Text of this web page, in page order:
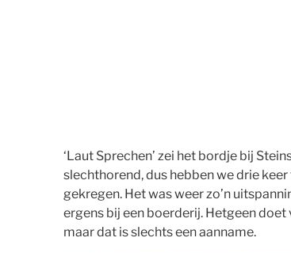
‘Laut Sprechen’ zei het bordje bij
slechthorend, dus hebben we drie
gekregen. Het was weer zo’n
ergens bij een boerderij. Hetgeen
maar dat is slechts een aanname.